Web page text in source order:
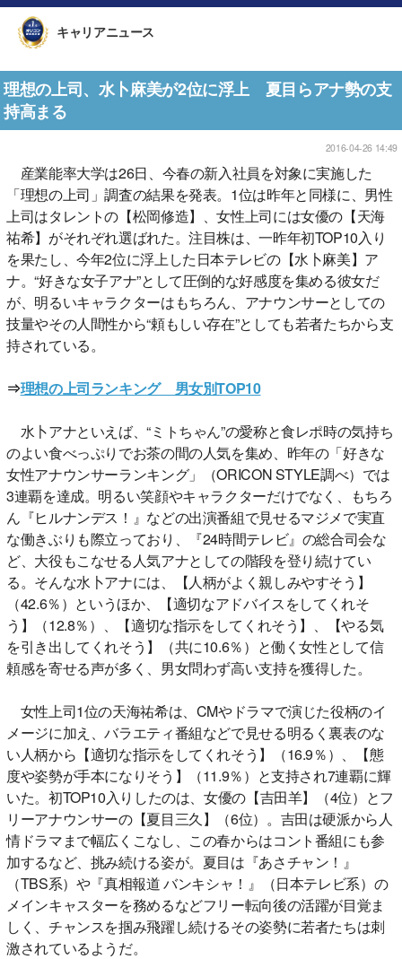
キャリアニュース
理想の上司、水卜麻美が2位に浮上 夏目らアナ勢の支
持高まる
2016-04-26 14:49
産業能率大学は26日、今春の新入社員を対象に実施した
「理想の上司」調査の結果を発表。1位は昨年と同様に、男性
上司はタレントの【松岡修造】、女性上司には女優の【天海
祐希】がそれぞれ選ばれた。注目株は、一昨年初TOP10入り
を果たし、今年2位に浮上した日本テレビの【水卜麻美】ア
ナ。“好きな女子アナ”として圧倒的な好感度を集める彼女だ
が、明るいキャラクターはもちろん、アナウンサーとしての
技量やその人間性から“頼もしい存在”としても若者たちから支
持されている。
⇒理想の上司ランキング 男女別TOP10
水卜アナといえば、“ミトちゃん”の愛称と食レポ時の気持ち
のよい食べっぷりでお茶の間の人気を集め、昨年の「好きな
女性アナウンサーランキング」（ORICON STYLE調べ）では
3連覇を達成。明るい笑顔やキャラクターだけでなく、もちろ
ん『ヒルナンデス！』などの出演番組で見せるマジメで実直
な働きぶりも際立っており、『24時間テレビ』の総合司会な
ど、大役もこなせる人気アナとしての階段を登り続けてい
る。そんな水卜アナには、【人柄がよく親しみやすそう】
（42.6％）というほか、【適切なアドバイスをしてくれそ
う】（12.8％）、【適切な指示をしてくれそう】、【やる気
を引き出してくれそう】（共に10.6％）と働く女性として信
頼感を寄せる声が多く、男女問わず高い支持を獲得した。
女性上司1位の天海祐希は、CMやドラマで演じた役柄のイ
メージに加え、バラエティ番組などで見せる明るく裏表のな
い人柄から【適切な指示をしてくれそう】（16.9％）、【態
度や姿勢が手本になりそう】（11.9％）と支持され7連覇に輝
いた。初TOP10入りしたのは、女優の【吉田羊】（4位）とフ
リーアナウンサーの【夏目三久】（6位）。吉田は硬派から人
情ドラマまで幅広くこなし、この春からはコント番組にも参
加するなど、挑み続ける姿が。夏目は『あさチャン！』
（TBS系）や『真相報道 バンキシャ！』（日本テレビ系）の
メインキャスターを務めるなどフリー転向後の活躍が目覚ま
しく、チャンスを掴み飛躍し続けるその姿勢に若者たちは刺
激されているようだ。